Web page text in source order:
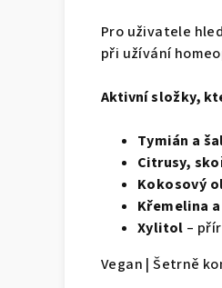
Pro uživatele
při užívání
Aktivní složky,
Tymián a
Citrusy,
Kokosový
Křemelina
Xylitol –
Vegan | Šetrně